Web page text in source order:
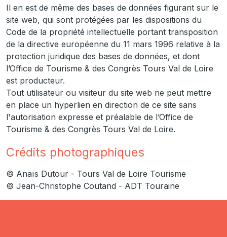
Il en est de même des bases de données figurant sur le
site web, qui sont protégées par les dispositions du
Code de la propriété intellectuelle portant transposition
de la directive européenne du 11 mars 1996 relative à la
protection juridique des bases de données, et dont
l’Office de Tourisme & des Congrès Tours Val de Loire
est producteur.
Tout utilisateur ou visiteur du site web ne peut mettre
en place un hyperlien en direction de ce site sans
l'autorisation expresse et préalable de l’Office de
Tourisme & des Congrès Tours Val de Loire.
Crédits photographiques
© Anaïs Dutour - Tours Val de Loire Tourisme
© Jean-Christophe Coutand - ADT Touraine